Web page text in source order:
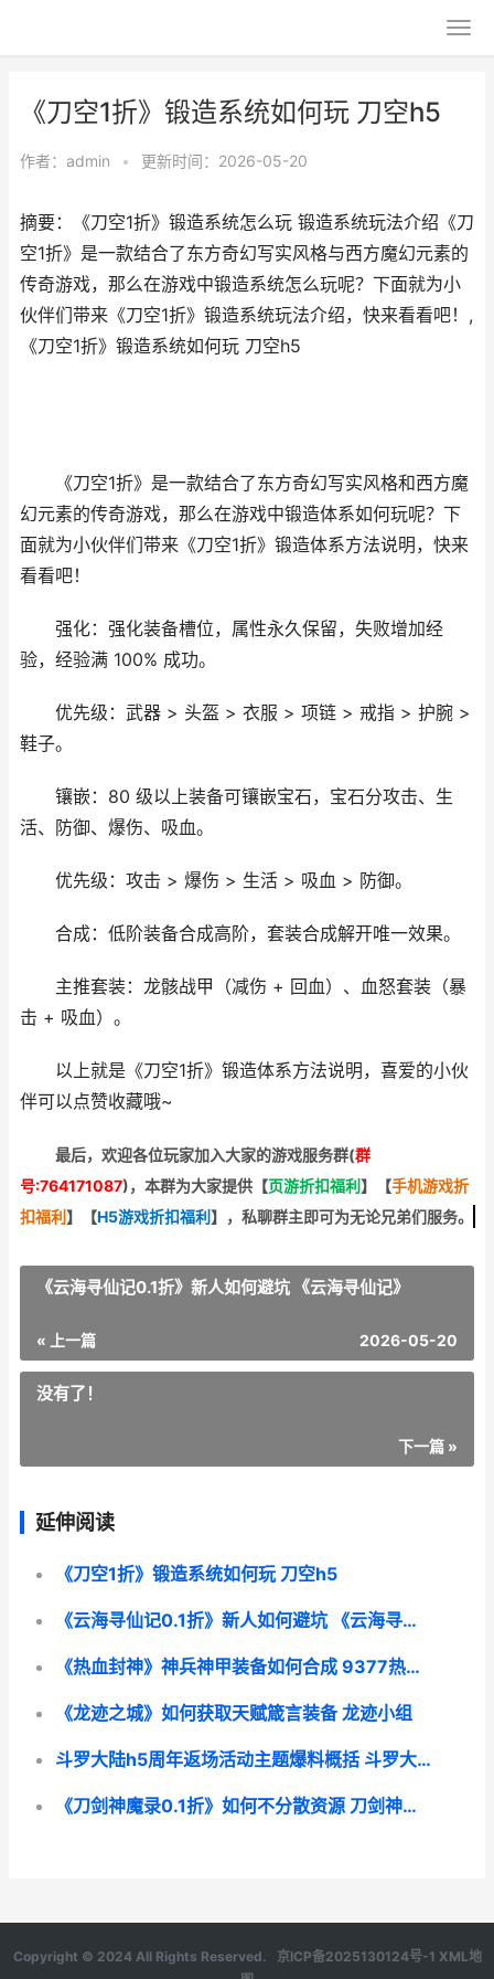
《刀空1折》锻造系统如何玩 刀空h5
作者： admin • 更新时间：2026-05-20
摘要：《刀空1折》锻造系统怎么玩 锻造系统玩法介绍《刀
空1折》是一款结合了东方奇幻写实风格与西方魔幻元素的
传奇游戏，那么在游戏中锻造系统怎么玩呢？下面就为小
伙伴们带来《刀空1折》锻造系统玩法介绍，快来看看吧！,
《刀空1折》锻造系统如何玩 刀空h5
《刀空1折》是一款结合了东方奇幻写实风格和西方魔
幻元素的传奇游戏，那么在游戏中锻造体系如何玩呢？下
面就为小伙伴们带来《刀空1折》锻造体系方法说明，快来
看看吧！
强化：强化装备槽位，属性永久保留，失败增加经
验，经验满 100% 成功。
优先级：武器 > 头盔 > 衣服 > 项链 > 戒指 > 护腕 >
鞋子。
镶嵌：80 级以上装备可镶嵌宝石，宝石分攻击、生
活、防御、爆伤、吸血。
优先级：攻击 > 爆伤 > 生活 > 吸血 > 防御。
合成：低阶装备合成高阶，套装合成解开唯一效果。
主推套装：龙骸战甲（减伤 + 回血）、血怒套装（暴
击 + 吸血）。
以上就是《刀空1折》锻造体系方法说明，喜爱的小伙
伴可以点赞收藏哦~
最后，欢迎各位玩家加入大家的游戏服务群(群
号:764171087)，本群为大家提供【页游折扣福利 】 【手机游戏折
扣福利 】 【H5游戏折扣福利 】 ，私聊群主即可为无论兄弟们服务。
《云海寻仙记0.1折》新人如何避坑 《云海寻仙记》
« 上一篇 2026-05-20
没有了！
下一篇 »
延伸阅读
《刀空1折》锻造系统如何玩 刀空h5
《云海寻仙记0.1折》新人如何避坑 《云海寻仙记》
《热血封神》神兵神甲装备如何合成 9377热血封神游戏攻略
《龙迹之城》如何获取天赋箴言装备 龙迹小组
斗罗大陆h5周年返场活动主题爆料概括 斗罗大陆h5游戏周年庆活动后会有什么活动
《刀剑神魔录0.1折》如何不分散资源 刀剑神魔录游戏兑换码
Copyright © 2024 All Rights Reserved. 京ICP备2025130124号-1 XML地